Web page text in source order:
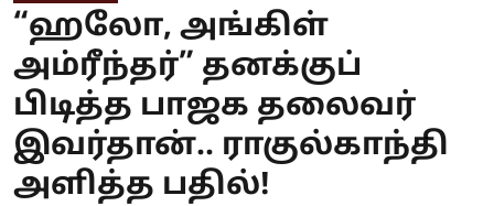
“ஹலோ, அங்கிள்
அம்ரீந்தர்” தனக்குப்
பிடித்த பாஜக தலைவர்
இவர்தான்.. ராகுல்காந்தி
அளித்த பதில்!